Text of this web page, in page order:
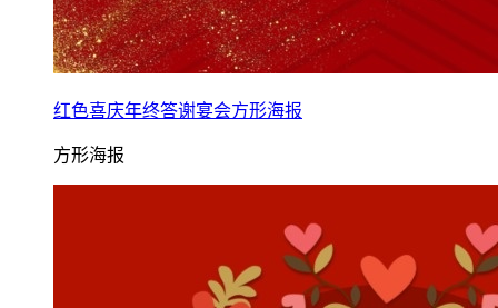
红色喜庆年终答谢宴会方形海报
方形海报